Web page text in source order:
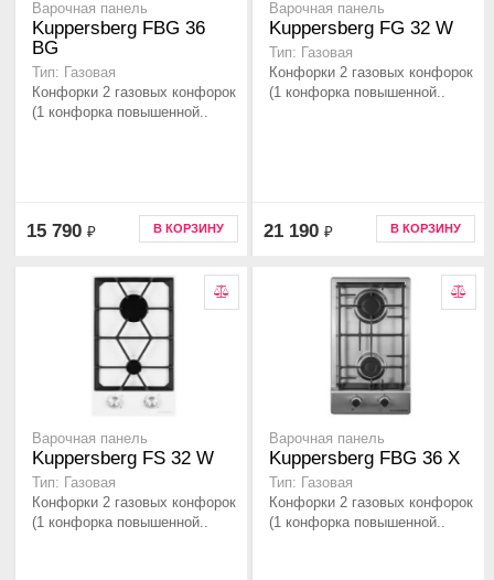
Варочная панель
Kuppersberg FBG 36
BG
Тип: Газовая
Конфорки 2 газовых конфорок
(1 конфорка повышенной..
15 790 ₽ В КОРЗИНУ
Варочная панель
Kuppersberg FG 32 W
Тип: Газовая
Конфорки 2 газовых конфорок
(1 конфорка повышенной..
21 190 ₽ В КОРЗИНУ
Варочная панель
Kuppersberg FS 32 W
Тип: Газовая
Конфорки 2 газовых конфорок
(1 конфорка повышенной..
Варочная панель
Kuppersberg FBG 36 X
Тип: Газовая
Конфорки 2 газовых конфорок
(1 конфорка повышенной..